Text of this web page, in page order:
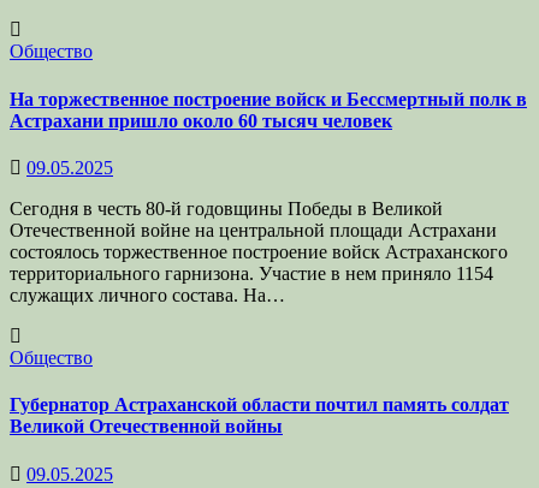
Общество
На торжественное построение войск и Бессмертный полк в
Астрахани пришло около 60 тысяч человек
09.05.2025
Сегодня в честь 80-й годовщины Победы в Великой
Отечественной войне на центральной площади Астрахани
состоялось торжественное построение войск Астраханского
территориального гарнизона. Участие в нем приняло 1154
служащих личного состава. На…
Общество
Губернатор Астраханской области почтил память солдат
Великой Отечественной войны
09.05.2025